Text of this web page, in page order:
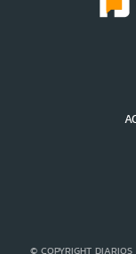
© COPYRIGHT DIARIOS